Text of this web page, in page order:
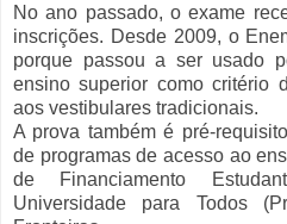
No ano passado, o exame
inscrições. Desde 2009, o
porque passou a ser usado
ensino superior como critério
aos vestibulares tradicionais.
A prova também é pré-
de programas de acesso ao
de Financiamento
Universidade para Todos